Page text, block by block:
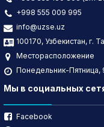
+998 555 009 995
info@uzse.uz
100170, Узбекистан, г.
Месторасположение
Понедельник-Пятница,
Мы в социальных
Facebook